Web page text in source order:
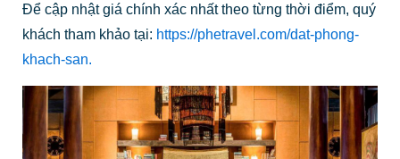
Để cập nhật giá chính xác nhất theo từng thời điểm, quý
khách tham khảo tại: https://phetravel.com/dat-phong-
khach-san.